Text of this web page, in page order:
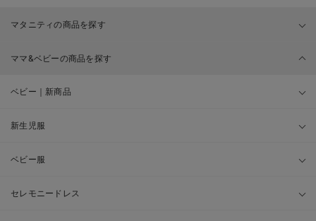
マタニティの商品を探す
ママ&ベビーの商品を探す
ベビー｜新商品
新生児服
ベビー服
セレモニードレス